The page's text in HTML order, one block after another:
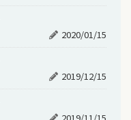
2020/01/15
2019/12/15